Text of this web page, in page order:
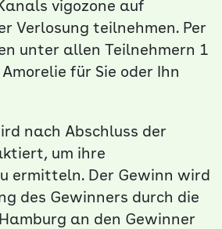
vigozone auf
Verlosung teilnehmen. Per
unter allen Teilnehmern 1
für Sie oder Ihn
nach Abschluss der
um ihre
ermitteln. Der Gewinn wird
des Gewinners durch die
an den Gewinner